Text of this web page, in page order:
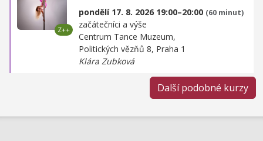
pondělí 17. 8. 2026 19:00–20:00 (60 minut)
začátečníci a výše
Centrum Tance Muzeum,
Politických vězňů 8, Praha 1
Klára Zubková
Další podobné kurzy